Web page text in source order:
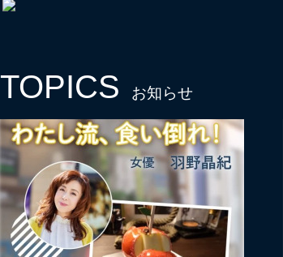
TOPICS お知らせ